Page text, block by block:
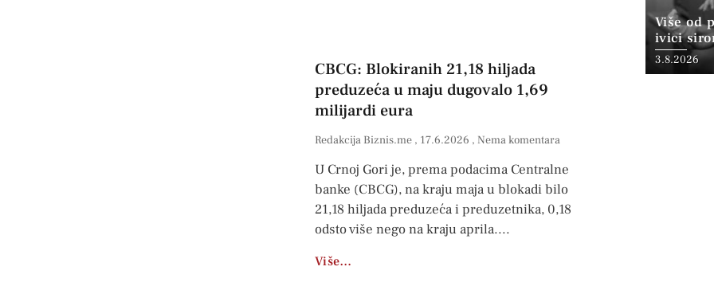
CBCG: Blokiranih 21,18 hiljada
preduzeća u maju dugovalo 1,69
milijardi eura
Redakcija Biznis.me 17.6.2026 Nema komentara
U Crnoj Gori je, prema podacima Centralne
banke (CBCG), na kraju maja u blokadi bilo
21,18 hiljada preduzeća i preduzetnika, 0,18
odsto više nego na kraju aprila.
Više…
Više od
ivici
3.8.2026